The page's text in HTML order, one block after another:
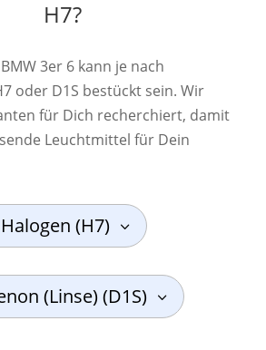
H7?
3er 6 kann je nach
oder D1S bestückt sein. Wir
für Dich recherchiert, damit
Leuchtmittel für Dein
Halogen (H7)
(Linse) (D1S)